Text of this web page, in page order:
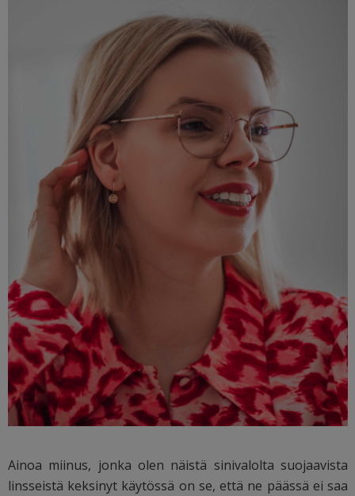
Ainoa miinus, jonka olen näistä sinivalolta suojaavista
linsseistä keksinyt käytössä on se, että ne päässä ei saa